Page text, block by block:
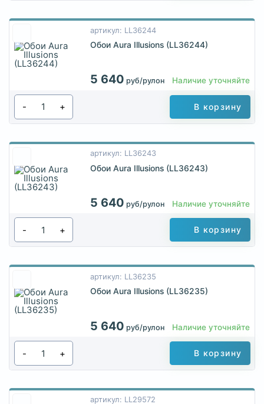
артикул: LL36244
Обои Aura Illusions (LL36244)
5 640 руб/рулон Наличие уточняйте
- + В корзину
артикул: LL36243
Обои Aura Illusions (LL36243)
5 640 руб/рулон Наличие уточняйте
- + В корзину
артикул: LL36235
Обои Aura Illusions (LL36235)
5 640 руб/рулон Наличие уточняйте
- + В корзину
артикул: LL29572